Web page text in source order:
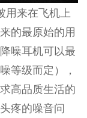
用来在飞机上
的最原始的用
噪耳机可以最
等级而定），
高品质生活的
疼的噪音问